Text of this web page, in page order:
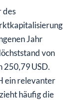
des
Jahr
von
250,79 USD.
ein relevanter
häufig die